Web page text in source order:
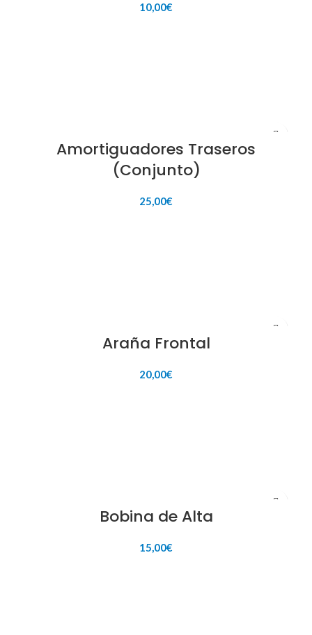
10,00€
Amortiguadores Traseros
(Conjunto)
25,00€
Araña Frontal
20,00€
Bobina de Alta
15,00€